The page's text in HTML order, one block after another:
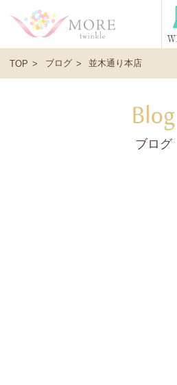
TOP ブログ 並木通り本店
ブログ